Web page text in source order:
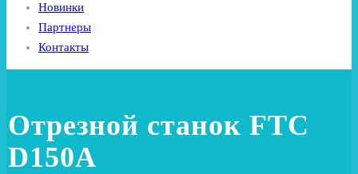
Новинки
Партнеры
Контакты
Отрезной станок FTC
D150A